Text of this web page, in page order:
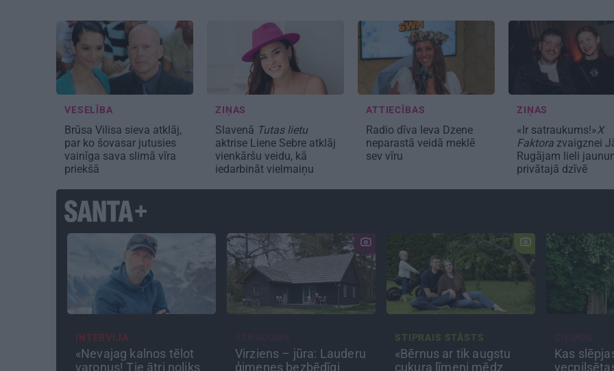
VESELĪBA
Brūsa Vilisa sieva atklāj,
par ko šovasar jutusies
vainīga sava slimā vīra
priekšā
ZIŅAS
Slavenā Tutas lietu
aktrise Liene Sebre atklāj
vienkāršu veidu, kā
iedarbināt vielmaiņu
ATTIECĪBAS
Radio dīva Ieva Dzene
neparastā veidā meklē
sev vīru
ZIŅAS
«Ir satraukums!»X
Faktora zvaigznei
Rugājam lieli
privātajā dzīvē
ATRADUMS
Virziens – jūra: Lauderu
ģimenes bezbēdīgi
«Bērnus ar tik augstu
cukura līmeni mēdz
CIEMOS
Kas slēpjas Kuldīgas
vecpilsētas pagalmos?
bez